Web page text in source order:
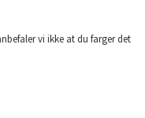
vi ikke at du farger det